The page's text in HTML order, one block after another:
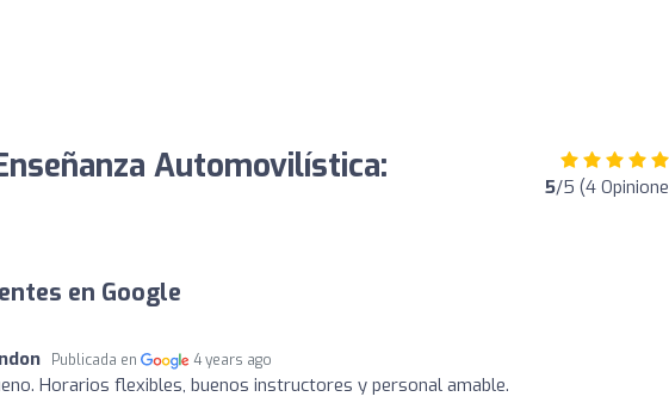
Automovilística:
5/5 (4
en Google
Publicada en 4 years ago
Horarios flexibles, buenos instructores y personal amable.